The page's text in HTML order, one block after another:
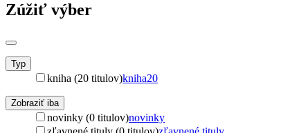
Zúžiť výber
Typ
kniha (20 titulov)kniha20
Zobraziť iba
novinky (0 titulov)novinky